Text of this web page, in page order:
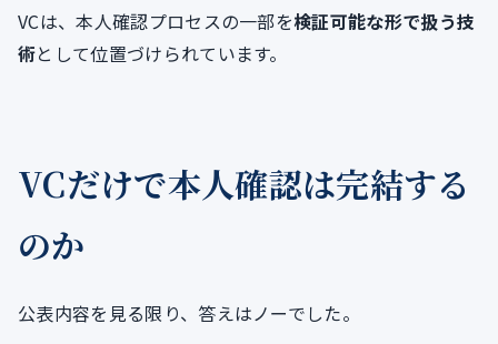
VCは、本人確認プロセスの一部を検証可能な形で扱う技
術として位置づけられています。
VCだけで本人確認は完結する
のか
公表内容を見る限り、答えはノーでした。